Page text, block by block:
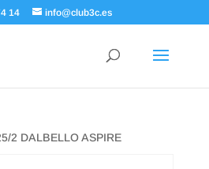
14 info@club3c.es
2 DALBELLO ASPIRE